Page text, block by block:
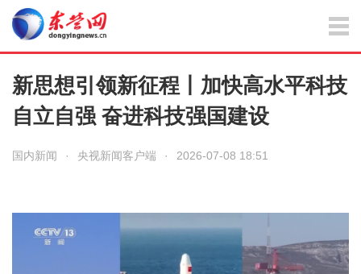
新思想引领新征程丨加快高水平科技
自立自强 奋进科技强国建设
国内新闻 · 央视新闻客户端 · 2026-07-08 18:51